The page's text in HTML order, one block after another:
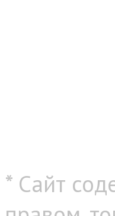
* Сайт